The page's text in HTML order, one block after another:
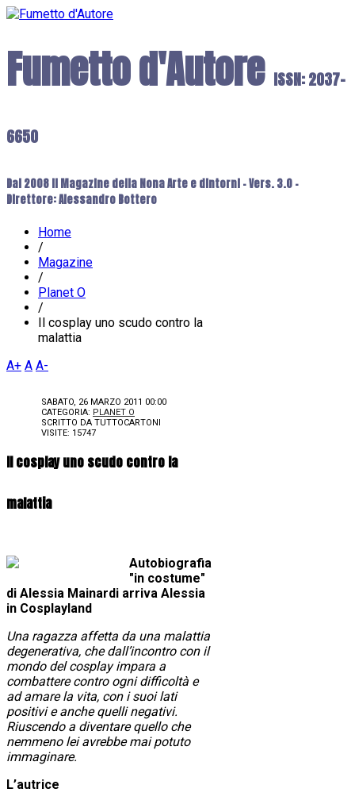
Fumetto d'Autore ISSN: 2037-
6650
Dal 2008 il Magazine della Nona Arte e dintorni - Vers. 3.0 -
Direttore: Alessandro Bottero
Home
/
Magazine
/
Planet O
/
Il cosplay uno scudo contro la
malattia
A+ A A-
SABATO, 26 MARZO 2011 00:00
CATEGORIA: PLANET O
SCRITTO DA TUTTOCARTONI
VISITE: 15747
Il cosplay uno scudo contro la
malattia
Autobiografia
"in costume"
di Alessia Mainardi arriva Alessia
in Cosplayland
Una ragazza affetta da una malattia
degenerativa, che dall’incontro con il
mondo del cosplay impara a
combattere contro ogni difficoltà e
ad amare la vita, con i suoi lati
positivi e anche quelli negativi.
Riuscendo a diventare quello che
nemmeno lei avrebbe mai potuto
immaginare.
L’autrice